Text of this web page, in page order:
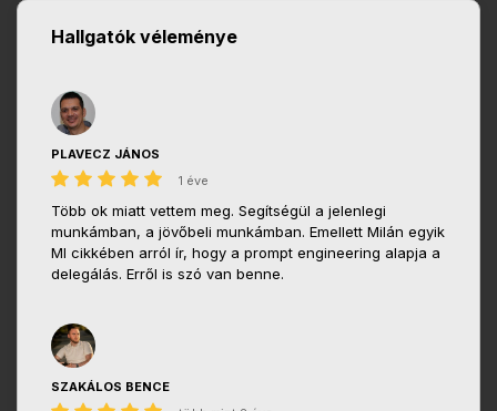
Hallgatók véleménye
PLAVECZ JÁNOS
1 éve
Több ok miatt vettem meg. Segítségül a jelenlegi
munkámban, a jövőbeli munkámban. Emellett Milán egyik
MI cikkében arról ír, hogy a prompt engineering alapja a
delegálás. Erről is szó van benne.
SZAKÁLOS BENCE